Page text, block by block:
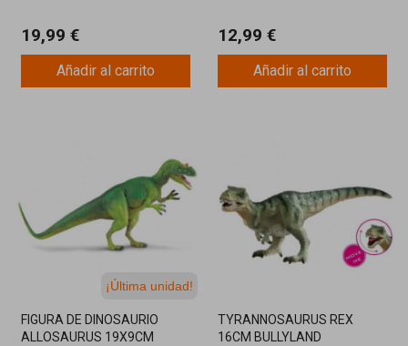
19,99 €
Añadir al carrito
12,99 €
Añadir al carrito
¡Última unidad!
FIGURA DE DINOSAURIO
ALLOSAURUS 19X9CM
TYRANNOSAURUS REX
16CM BULLYLAND